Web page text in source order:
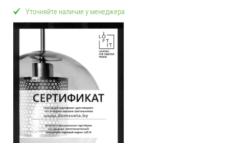
Уточняйте наличие у менеджера